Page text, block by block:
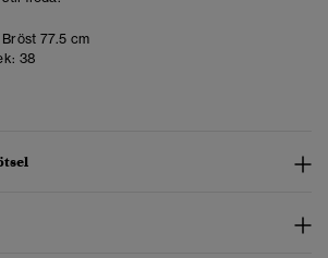
Bröst 77.5 cm
38